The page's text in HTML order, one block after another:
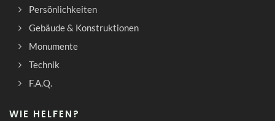
Persönlichkeiten
Gebäude & Konstruktionen
Monumente
Technik
F.A.Q.
WIE HELFEN?